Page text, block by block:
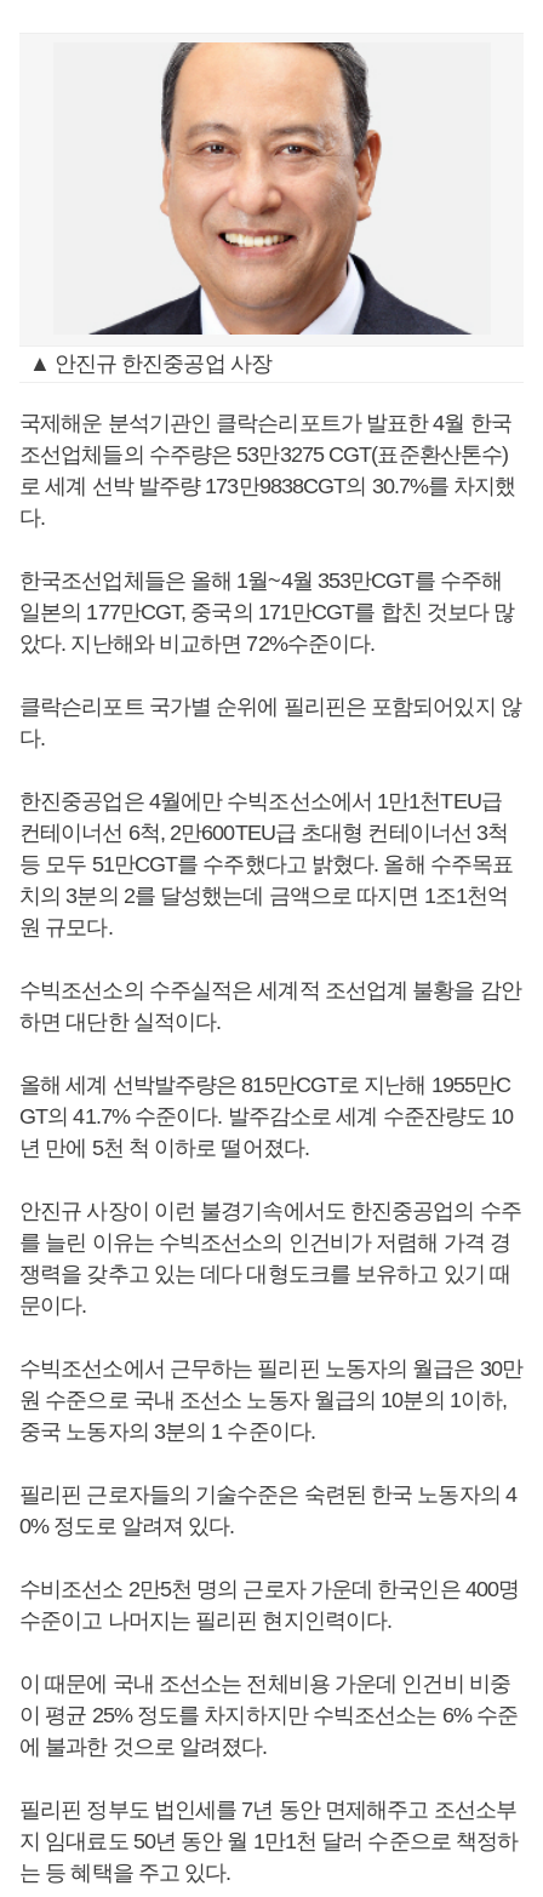
▲ 안진규 한진중공업 사장
국제해운 분석기관인 클락슨리포트가 발표한 4월 한국
조선업체들의 수주량은 53만3275 CGT(표준환산톤수)
로 세계 선박 발주량 173만9838CGT의 30.7%를 차지했
다.
한국조선업체들은 올해 1월~4월 353만CGT를 수주해
일본의 177만CGT, 중국의 171만CGT를 합친 것보다 많
았다. 지난해와 비교하면 72%수준이다.
클락슨리포트 국가별 순위에 필리핀은 포함되어있지 않
다.
한진중공업은 4월에만 수빅조선소에서 1만1천TEU급
컨테이너선 6척, 2만600TEU급 초대형 컨테이너선 3척
등 모두 51만CGT를 수주했다고 밝혔다. 올해 수주목표
치의 3분의 2를 달성했는데 금액으로 따지면 1조1천억
원 규모다.
수빅조선소의 수주실적은 세계적 조선업계 불황을 감안
하면 대단한 실적이다.
올해 세계 선박발주량은 815만CGT로 지난해 1955만C
GT의 41.7% 수준이다. 발주감소로 세계 수준잔량도 10
년 만에 5천 척 이하로 떨어졌다.
안진규 사장이 이런 불경기속에서도 한진중공업의 수주
를 늘린 이유는 수빅조선소의 인건비가 저렴해 가격 경
쟁력을 갖추고 있는 데다 대형도크를 보유하고 있기 때
문이다.
수빅조선소에서 근무하는 필리핀 노동자의 월급은 30만
원 수준으로 국내 조선소 노동자 월급의 10분의 1이하,
중국 노동자의 3분의 1 수준이다.
필리핀 근로자들의 기술수준은 숙련된 한국 노동자의 4
0% 정도로 알려져 있다.
수비조선소 2만5천 명의 근로자 가운데 한국인은 400명
수준이고 나머지는 필리핀 현지인력이다.
이 때문에 국내 조선소는 전체비용 가운데 인건비 비중
이 평균 25% 정도를 차지하지만 수빅조선소는 6% 수준
에 불과한 것으로 알려졌다.
필리핀 정부도 법인세를 7년 동안 면제해주고 조선소부
지 임대료도 50년 동안 월 1만1천 달러 수준으로 책정하
는 등 혜택을 주고 있다.